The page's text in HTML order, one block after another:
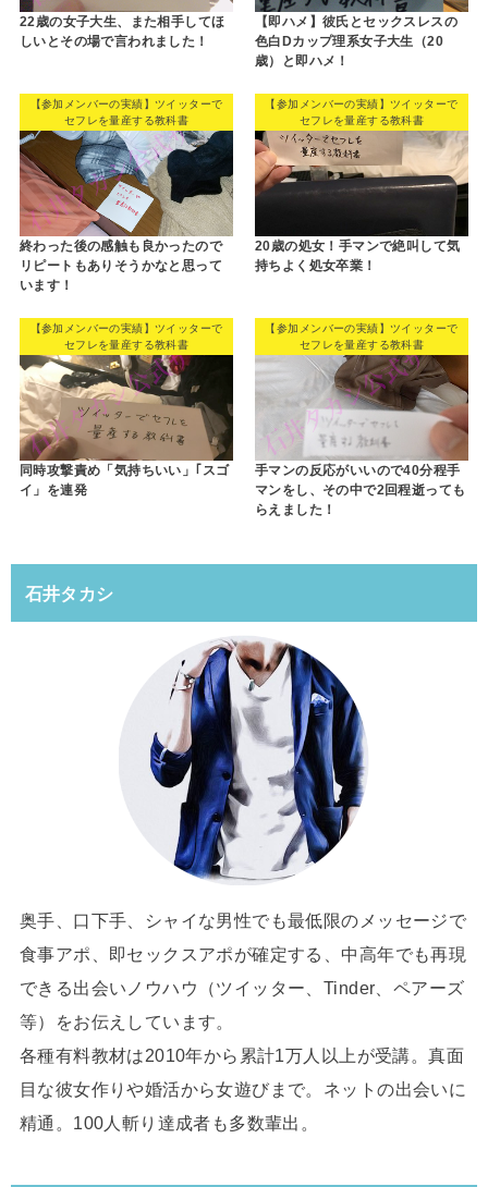
22歳の女子大生、また相手してほ
しいとその場で言われました！
【即ハメ】彼氏とセックスレスの
色白Dカップ理系女子大生（20
歳）と即ハメ！
【参加メンバーの実績】ツイッターで
セフレを量産する教科書
終わった後の感触も良かったので
リピートもありそうかなと思って
います！
【参加メンバーの実績】ツイッターで
セフレを量産する教科書
20歳の処女！手マンで絶叫して気
持ちよく処女卒業！
【参加メンバーの実績】ツイッターで
セフレを量産する教科書
同時攻撃責め「気持ちいい」｢スゴ
イ」を連発
【参加メンバーの実績】ツイッターで
セフレを量産する教科書
手マンの反応がいいので40分程手
マンをし、その中で2回程逝っても
らえました！
石井タカシ
奥手、口下手、シャイな男性でも最低限のメッセージで
食事アポ、即セックスアポが確定する、中高年でも再現
できる出会いノウハウ（ツイッター、Tinder、ペアーズ
等）をお伝えしています。
各種有料教材は2010年から累計1万人以上が受講。真面
目な彼女作りや婚活から女遊びまで。ネットの出会いに
精通。100人斬り達成者も多数輩出。